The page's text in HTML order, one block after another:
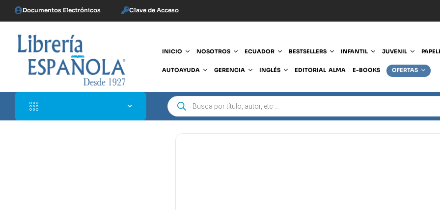
Documentos Electrónicos Clave de Acceso
INICIO NOSOTROS ECUADOR BESTSELLERS INFANTIL JUVENIL
AUTOAYUDA GERENCIA INGLÉS EDITORIAL ALMA E-BOOKS OFERTAS